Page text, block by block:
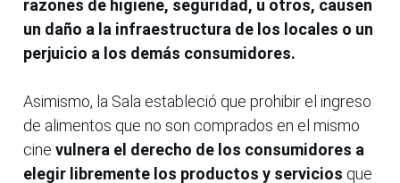
razones de higiene, seguridad, u otros, causen
un daño a la infraestructura de los locales o un
perjuicio a los demás consumidores.
Asimismo, la Sala estableció que prohibir el ingreso
de alimentos que no son comprados en el mismo
cine vulnera el derecho de los consumidores a
elegir libremente los productos y servicios que